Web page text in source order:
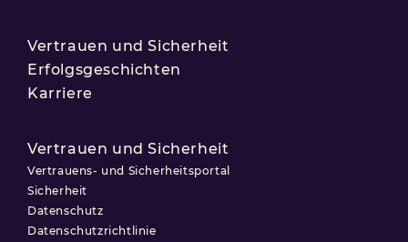
Vertrauen und Sicherheit
Erfolgsgeschichten
Karriere
Vertrauen und Sicherheit
Vertrauens- und Sicherheitsportal
Sicherheit
Datenschutz
Datenschutzrichtlinie